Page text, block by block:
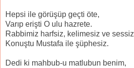
Hepsi ile görüşüp geçti öte,
Varıp erişti O ulu hazrete.
Rabbimiz harfsiz, kelimesiz ve sessiz
Konuştu Mustafa ile şüphesiz.
Dedi ki mahbub-u matlubun benim,